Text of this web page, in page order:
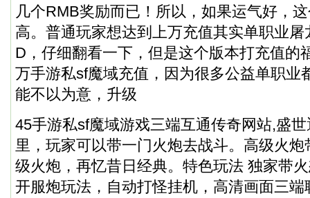
几个RMB奖励而已！所以，如果运气好，
高。普通玩家想达到上万充值其实单职业
D，仔细翻看一下，但是这个版本打充值的
万手游私sf魔域充值，因为很多公益单职业
能不以为意，升级
45手游私sf魔域游戏三端互通传奇网站,盛
里，玩家可以带一门火炮去战斗。高级火
级火炮，再忆昔日经典。特色玩法 独家带
开服炮玩法，自动打怪挂机，高清画面三